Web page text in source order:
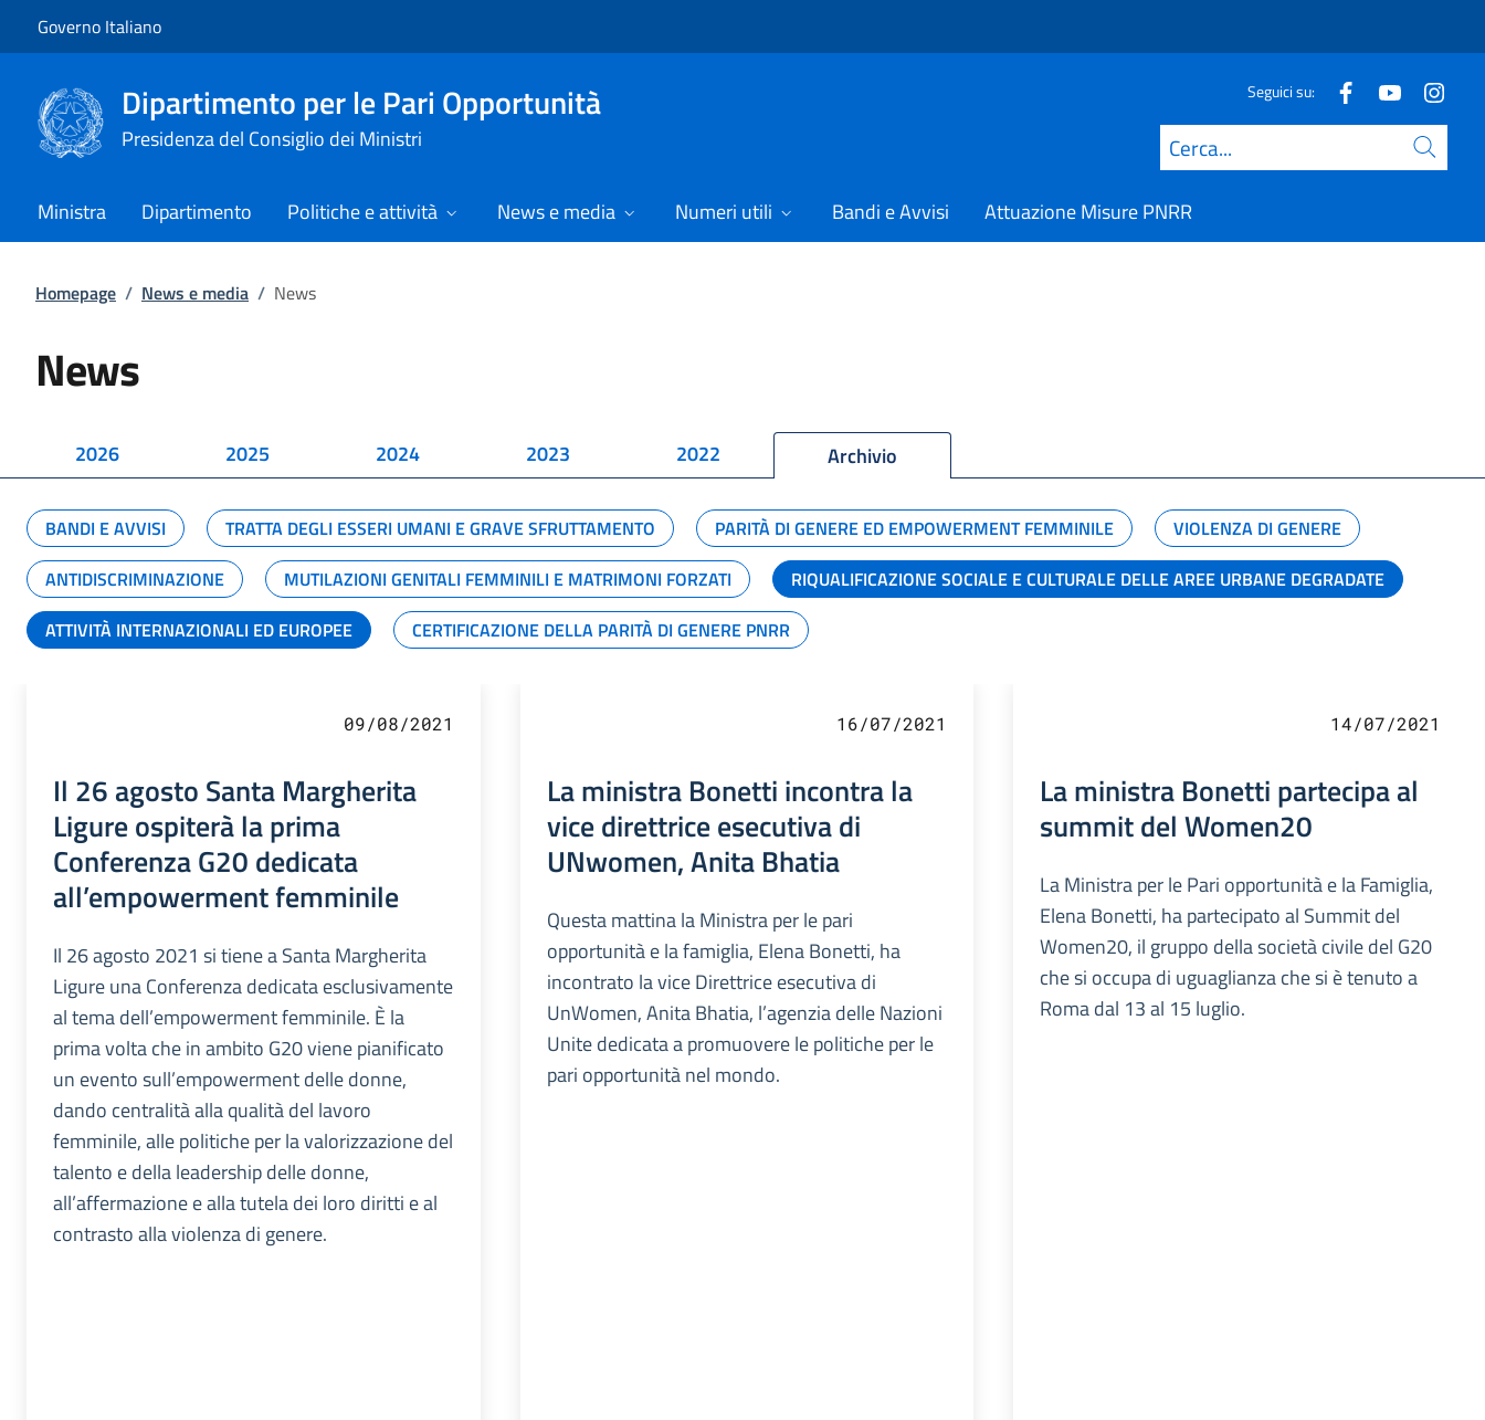
Governo Italiano
Dipartimento per le Pari Opportunità
Presidenza del Consiglio dei Ministri
Seguici su:
Cerca
Ministra Dipartimento Politiche e attività News e media Numeri utili Bandi e Avvisi Attuazione Misure PNRR
Homepage / News e media / News
News
2026 2025 2024 2023 2022 Archivio
BANDI E AVVISI TRATTA DEGLI ESSERI UMANI E GRAVE SFRUTTAMENTO PARITÀ DI GENERE ED EMPOWERMENT FEMMINILE
VIOLENZA DI GENERE
ANTIDISCRIMINAZIONE
MUTILAZIONI GENITALI FEMMINILI E MATRIMONI FORZATI
RIQUALIFICAZIONE SOCIALE E CULTURALE DELLE AREE URBANE DEGRADATE
ATTIVITÀ INTERNAZIONALI ED EUROPEE
CERTIFICAZIONE DELLA PARITÀ DI GENERE PNRR
09/08/2021
Il 26 agosto Santa Margherita
Ligure ospiterà la prima
Conferenza G20 dedicata
all’empowerment femminile
Il 26 agosto 2021 si tiene a Santa Margherita
Ligure una Conferenza dedicata esclusivamente
al tema dell’empowerment femminile. È la
prima volta che in ambito G20 viene pianificato
un evento sull’empowerment delle donne,
dando centralità alla qualità del lavoro
femminile, alle politiche per la valorizzazione del
talento e della leadership delle donne,
all’affermazione e alla tutela dei loro diritti e al
contrasto alla violenza di genere.
16/07/2021
La ministra Bonetti incontra la
vice direttrice esecutiva di
UNwomen, Anita Bhatia
Questa mattina la Ministra per le pari
opportunità e la famiglia, Elena Bonetti, ha
incontrato la vice Direttrice esecutiva di
UnWomen, Anita Bhatia, l’agenzia delle Nazioni
Unite dedicata a promuovere le politiche per le
pari opportunità nel mondo.
14/07/2021
La ministra Bonetti partecipa al
summit del Women20
La Ministra per le Pari opportunità e la Famiglia,
Elena Bonetti, ha partecipato al Summit del
Women20, il gruppo della società civile del G20
che si occupa di uguaglianza che si è tenuto a
Roma dal 13 al 15 luglio.